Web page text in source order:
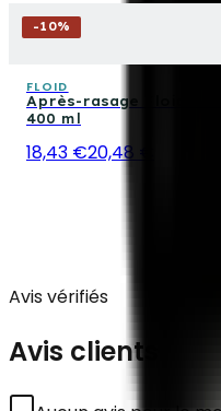
-10%
FLOID
Après-rasage Floid
400 ml
18,43 €20,48 €
Avis vérifiés
Avis clients